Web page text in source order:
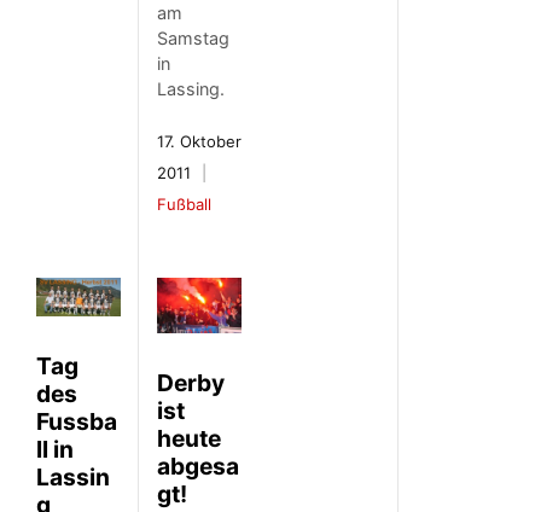
am
Samstag
in
Lassing.
17. Oktober
2011
Fußball
Tag
des
Fussba
ll in
Lassin
g
Derby
ist
heute
abgesa
gt!